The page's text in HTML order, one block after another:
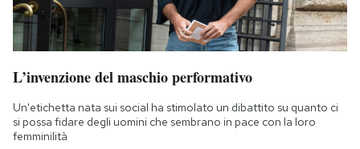
L’invenzione del maschio performativo
Un'etichetta nata sui social ha stimolato un dibattito su quanto ci
si possa fidare degli uomini che sembrano in pace con la loro
femminilità